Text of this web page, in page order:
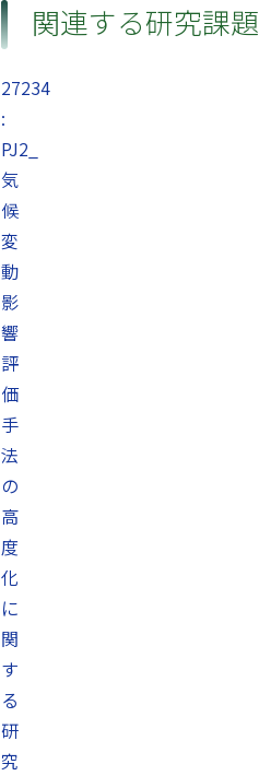
関連する研究課題
27234
:
PJ2_
気
候
変
動
影
響
評
価
手
法
の
高
度
化
に
関
す
る
研
究